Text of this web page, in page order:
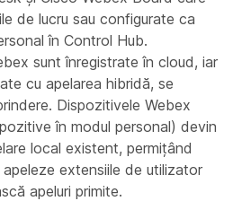
de lucru sau configurate ca
în Control Hub.
sunt înregistrate în cloud, iar
cu apelarea hibridă, se
Dispozitivele Webex
în modul personal) devin
local existent, permițând
extensiile de utilizator
apeluri primite.